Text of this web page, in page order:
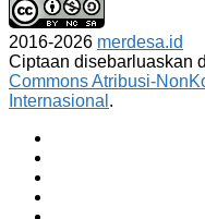
2016-2026 merdesa.id
Ciptaan disebarluaskan
Commons Atribusi-
Internasional .